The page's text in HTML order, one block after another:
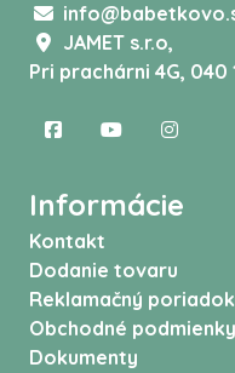
JAMET s.r.o,
Pri prachárni 4G, 040
Informácie
Kontakt
Dodanie tovaru
Reklamačný poriadok
Obchodné podmienky
Dokumenty